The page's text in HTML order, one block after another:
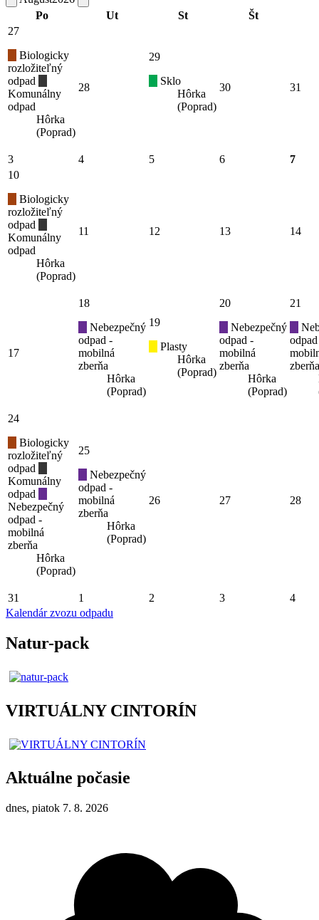
Po
Ut St Št
27
Biologicky
rozložiteľný
odpad
Komunálny
odpad
Hôrka
(Poprad)
28
29
Sklo
Hôrka
(Poprad)
30 31
3 4 5 6
7
10
Biologicky
rozložiteľný
odpad
Komunálny
odpad
Hôrka
(Poprad)
11 12 13 14
17
18
Nebezpečný
odpad -
mobilná
zberňa
Hôrka
(Poprad)
19
Plasty
Hôrka
(Poprad)
20
Nebezpečný
odpad -
mobilná
zberňa
Hôrka
(Poprad)
21
zberňa
24
Biologicky
rozložiteľný
odpad
Komunálny
odpad
Nebezpečný
odpad -
mobilná
zberňa
Hôrka
(Poprad)
25
Nebezpečný
odpad -
mobilná
zberňa
Hôrka
(Poprad)
26 27 28
31 1 2 3
4
Kalendár zvozu odpadu
Natur-pack
VIRTUÁLNY CINTORÍN
Aktuálne počasie
dnes, piatok 7. 8. 2026